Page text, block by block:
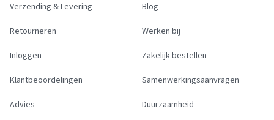
Verzending & Levering
Retourneren
Inloggen
Klantbeoordelingen
Advies
Blog
Werken bij
Zakelijk bestellen
Samenwerkingsaanvragen
Duurzaamheid